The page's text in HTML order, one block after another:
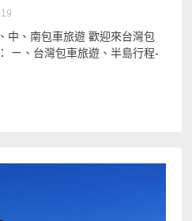
中、南包車旅遊 歡迎來台灣包
ㄧ、台灣包車旅遊、半島行程-